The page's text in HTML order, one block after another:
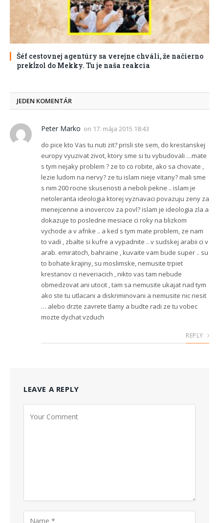
Šéf cestovnej agentúry sa verejne chváli, že načierno
prekĺzol do Mekky. Tu je naša reakcia
JEDEN KOMENTÁR
Peter Marko on 17. mája 2015 18:43
do pice kto Vas tu nuti zit? prisli ste sem, do krestanskej
europy vyuzivat zivot, ktory sme si tu vybudovali …mate
s tym nejaky problem ? ze to co robite, ako sa chovate ,
lezie ludom na nervy? ze tu islam nieje vitany? mali sme
s nim 200 rocne skusenosti a neboli pekne .. islam je
netoleranta ideologia ktorej vyznavaci povazuju zeny za
menejcenne a inovercov za povl? islam je ideologia zla a
dokazuje to posledne mesiace ci roky na blizkom
vychode a v afrike .. a ked s tym mate problem, ze nam
to vadi , zbalte si kufre a vypadnite .. v sudskej arabii ci v
arab. emiratoch, bahraine , kuvaite vam bude super .. su
to bohate krajiny, su moslimske, nemusite trpiet
krestanov ci neveriacich , nikto vas tam nebude
obmedzovat ani utocit , tam sa nemusite ukajat nad tym
ako ste tu utlacani a diskriminovani a nemusite nic riesit
… alebo drzte zavrete tlamy a budte radi ze tu vobec
mozte dychat vzduch
REPLY
LEAVE A REPLY